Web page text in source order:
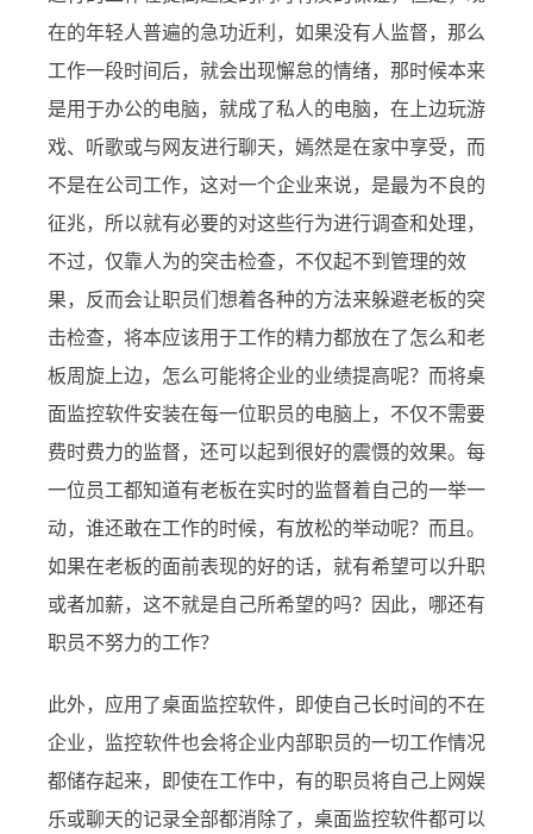
在的年轻人普遍的急功近利，如果没有人监督，那么
工作一段时间后，就会出现懈怠的情绪，那时候本来
是用于办公的电脑，就成了私人的电脑，在上边玩游
戏、听歌或与网友进行聊天，嫣然是在家中享受，而
不是在公司工作，这对一个企业来说，是最为不良的
征兆，所以就有必要的对这些行为进行调查和处理，
不过，仅靠人为的突击检查，不仅起不到管理的效
果，反而会让职员们想着各种的方法来躲避老板的突
击检查，将本应该用于工作的精力都放在了怎么和老
板周旋上边，怎么可能将企业的业绩提高呢？而将桌
面监控软件安装在每一位职员的电脑上，不仅不需要
费时费力的监督，还可以起到很好的震慑的效果。每
一位员工都知道有老板在实时的监督着自己的一举一
动，谁还敢在工作的时候，有放松的举动呢？而且。
如果在老板的面前表现的好的话，就有希望可以升职
或者加薪，这不就是自己所希望的吗？因此，哪还有
职员不努力的工作？
此外，应用了桌面监控软件，即使自己长时间的不在
企业，监控软件也会将企业内部职员的一切工作情况
都储存起来，即使在工作中，有的职员将自己上网娱
乐或聊天的记录全部都消除了，桌面监控软件都可以